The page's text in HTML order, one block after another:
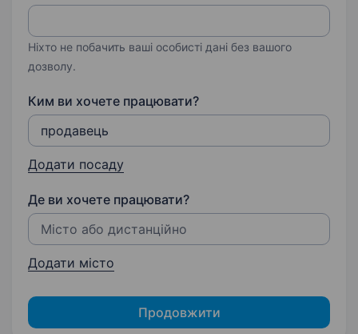
Ніхто не побачить ваші особисті дані без вашого
дозволу.
Ким ви хочете працювати?
Додати посаду
Де ви хочете працювати?
Додати місто
Продовжити